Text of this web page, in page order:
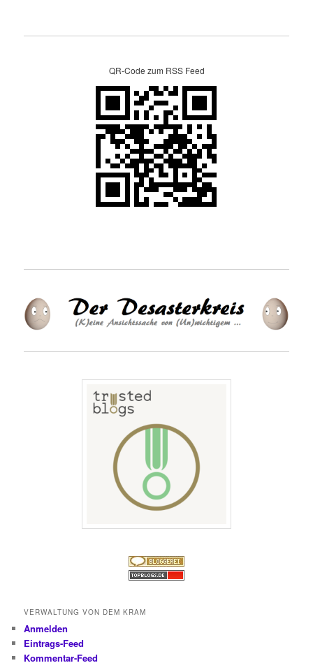
QR-Code zum RSS Feed
VERWALTUNG VON DEM KRAM
Anmelden
Eintrags-Feed
Kommentar-Feed